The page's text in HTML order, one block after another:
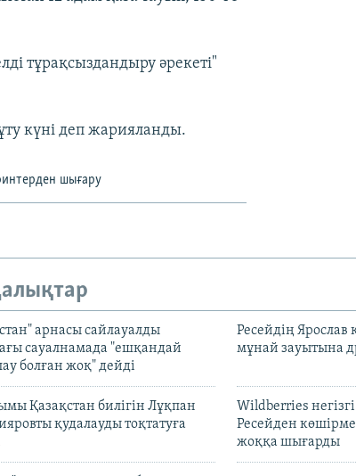
тұрақсыздандыру әрекеті"
күні деп жарияланды.
шығару
арнасы сайлауалды
сауалнамада "ешқандай
болған жоқ" дейді
Ресейдің Ярослав
мұнай зауытына
Қазақстан билігін Лұқпан
қудалауды тоқтатуға
Wildberries
Ресейден
жоққа шығарды